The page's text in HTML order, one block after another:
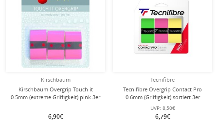
Kirschbaum
Kirschbaum Overgrip Touch it
0.5mm (extreme Griffigkeit) pink 3er
6,90€
Tecnifibre
Tecnifibre Overgrip Contact Pro
0.6mm (Griffigkeit) sortiert 3er
UVP: 8,50€
6,79€